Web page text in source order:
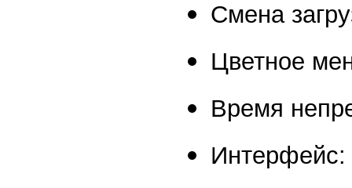
Смена
Цветное
Время
Интерфейс: